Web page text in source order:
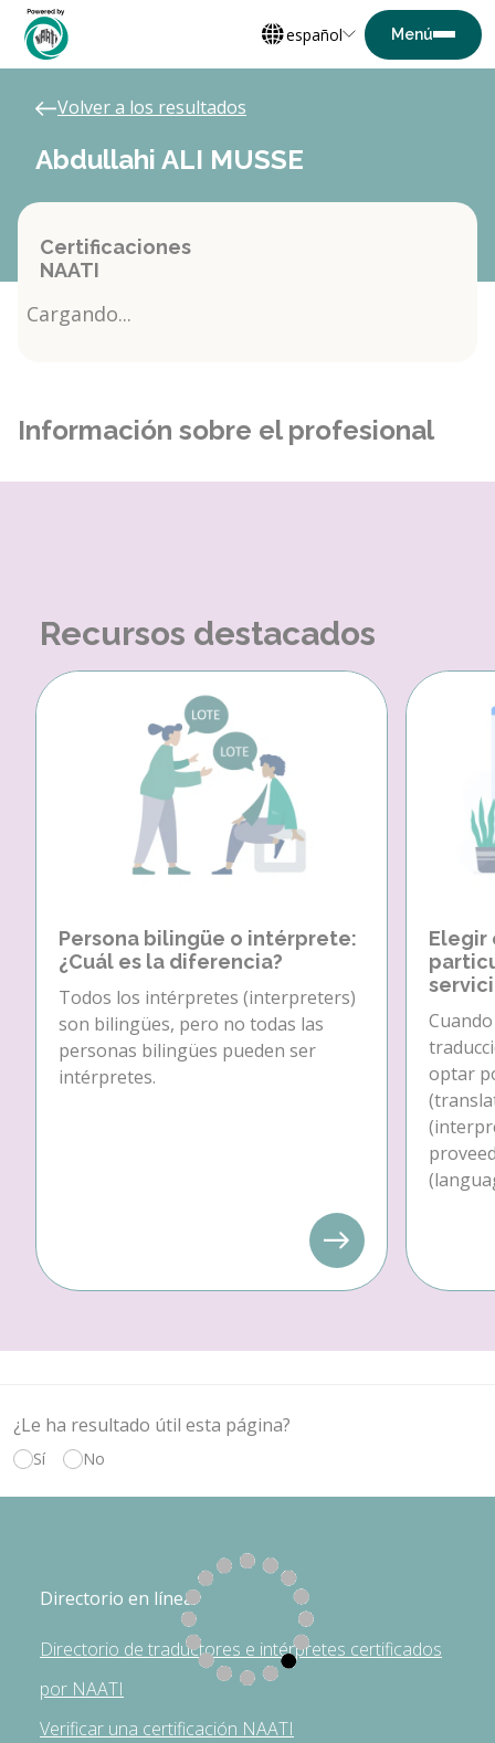
español
Volver a los resultados
Abdullahi ALI MUSSE
Certificaciones
NAATI
Cargando...
Información sobre el profesional
Recursos destacados
Persona bilingüe o intérprete:
¿Cuál es la diferencia?
Todos los intérpretes (interpreters)
son bilingües, pero no todas las
personas bilingües pueden ser
intérpretes.
Elegir
optar
¿Le ha resultado útil esta página?
Sí No
Directorio en línea
Directorio de traductores e intérpretes certificados
por NAATI
Verificar una certificación NAATI